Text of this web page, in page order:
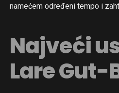
namećem određeni tempo i
Najveći
Lare